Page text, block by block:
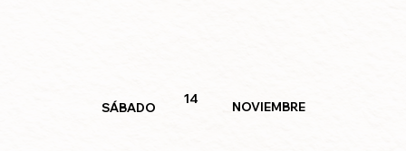
SÁBADO
14
NOVIEMBRE